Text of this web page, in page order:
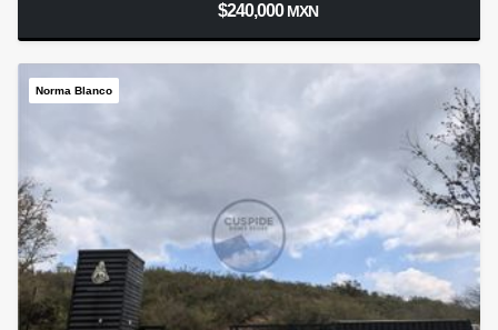
$240,000MXN
Norma Blanco